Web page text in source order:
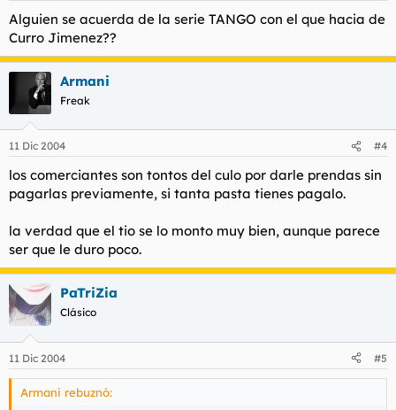
Alguien se acuerda de la serie TANGO con el que hacia de
Curro Jimenez??
Armani
Freak
11 Dic 2004 #4
los comerciantes son tontos del culo por darle prendas sin
pagarlas previamente, si tanta pasta tienes pagalo.
la verdad que el tio se lo monto muy bien, aunque parece
ser que le duro poco.
PaTriZia
Clásico
11 Dic 2004 #5
Armani rebuznó: